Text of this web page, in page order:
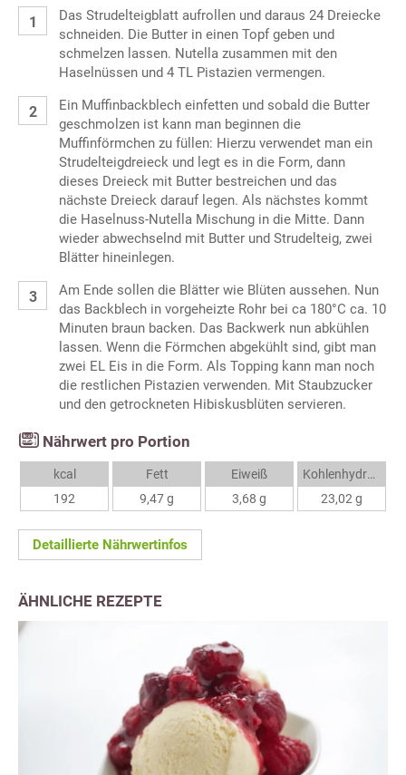
Das Strudelteigblatt aufrollen und daraus 24 Dreiecke
schneiden. Die Butter in einen Topf geben und
schmelzen lassen. Nutella zusammen mit den
Haselnüssen und 4 TL Pistazien vermengen.
Ein Muffinbackblech einfetten und sobald die Butter
geschmolzen ist kann man beginnen die
Muffinförmchen zu füllen: Hierzu verwendet man ein
Strudelteigdreieck und legt es in die Form, dann
dieses Dreieck mit Butter bestreichen und das
nächste Dreieck darauf legen. Als nächstes kommt
die Haselnuss-Nutella Mischung in die Mitte. Dann
wieder abwechselnd mit Butter und Strudelteig, zwei
Blätter hineinlegen.
Am Ende sollen die Blätter wie Blüten aussehen. Nun
das Backblech in vorgeheizte Rohr bei ca 180°C ca. 10
Minuten braun backen. Das Backwerk nun abkühlen
lassen. Wenn die Förmchen abgekühlt sind, gibt man
zwei EL Eis in die Form. Als Topping kann man noch
die restlichen Pistazien verwenden. Mit Staubzucker
und den getrockneten Hibiskusblüten servieren.
Nährwert pro Portion
kcal
192
Fett
9,47 g
Eiweiß
3,68 g
Kohlenhydrate
23,02 g
Detaillierte Nährwertinfos
ÄHNLICHE REZEPTE